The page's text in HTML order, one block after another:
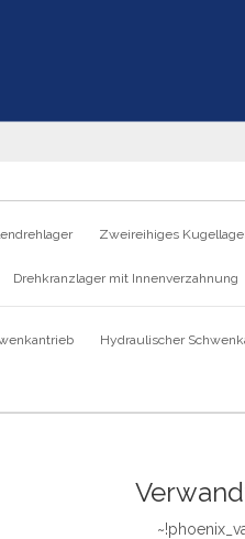
Zweireihiges
Drehkranzlager mit Innenverzahnung
Hydraulischer